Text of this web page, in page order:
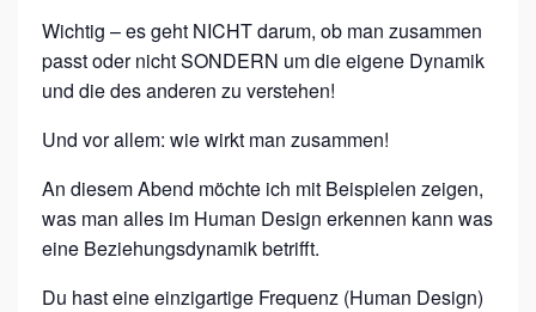
Wichtig – es geht NICHT darum, ob man zusammen
passt oder nicht SONDERN um die eigene Dynamik
und die des anderen zu verstehen!
Und vor allem: wie wirkt man zusammen!
An diesem Abend möchte ich mit Beispielen zeigen,
was man alles im Human Design erkennen kann was
eine Beziehungsdynamik betrifft.
Du hast eine einzigartige Frequenz (Human Design)